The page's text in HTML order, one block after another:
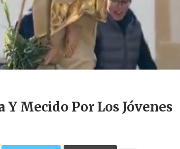
Y Mecido Por Los Jóvenes